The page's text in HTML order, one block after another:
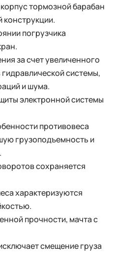
тормозной барабан
погрузчика
за счет увеличенного
системы,
и шума.
электронной системы
противовеса
грузоподъемность и
сохраняется
характеризуются
прочности, мачта с
смещение груза